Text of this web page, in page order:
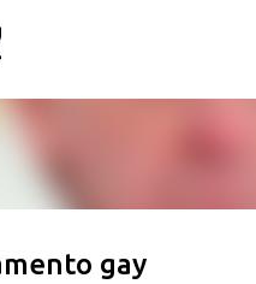
gay